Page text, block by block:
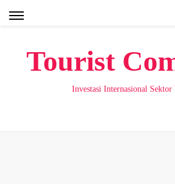
Tourist
Investasi Internasional Sektor